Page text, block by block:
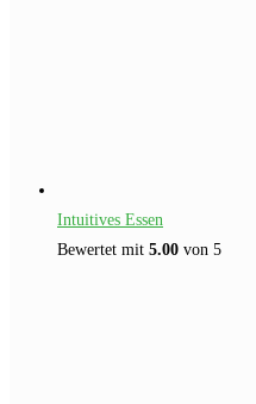
Intuitives Essen
Bewertet mit 5.00 von 5